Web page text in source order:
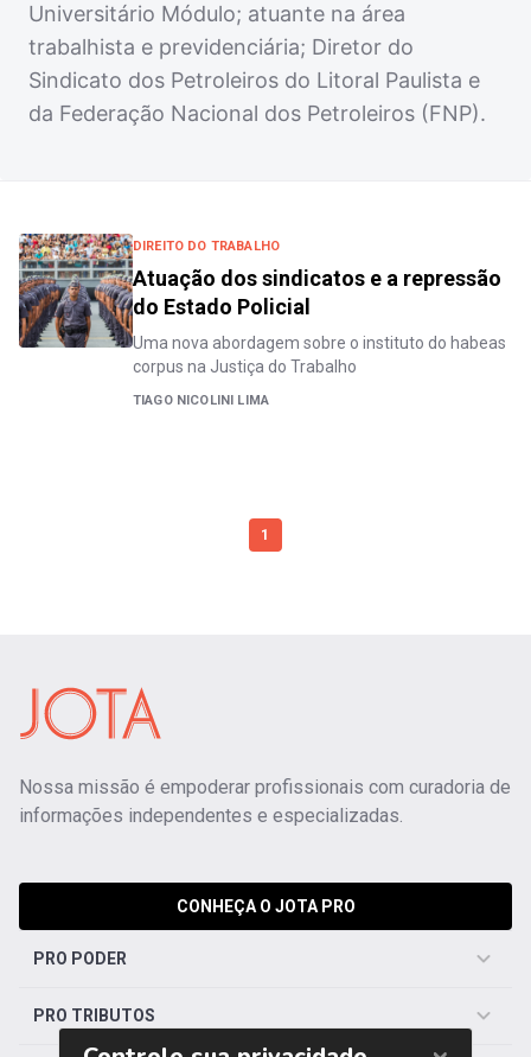
Universitário Módulo; atuante na área
trabalhista e previdenciária; Diretor do
Sindicato dos Petroleiros do Litoral Paulista e
da Federação Nacional dos Petroleiros (FNP).
DIREITO DO TRABALHO
Atuação dos sindicatos e a repressão
do Estado Policial
Uma nova abordagem sobre o instituto do habeas
corpus na Justiça do Trabalho
TIAGO NICOLINI LIMA
1
Nossa missão é empoderar profissionais com curadoria de
informações independentes e especializadas.
CONHEÇA O JOTA PRO
PRO PODER
PRO TRIBUTOS